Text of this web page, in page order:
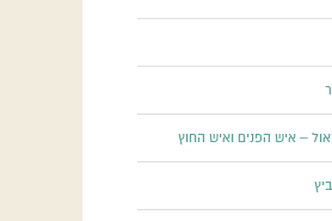
– איש הפנים ואיש החוץ